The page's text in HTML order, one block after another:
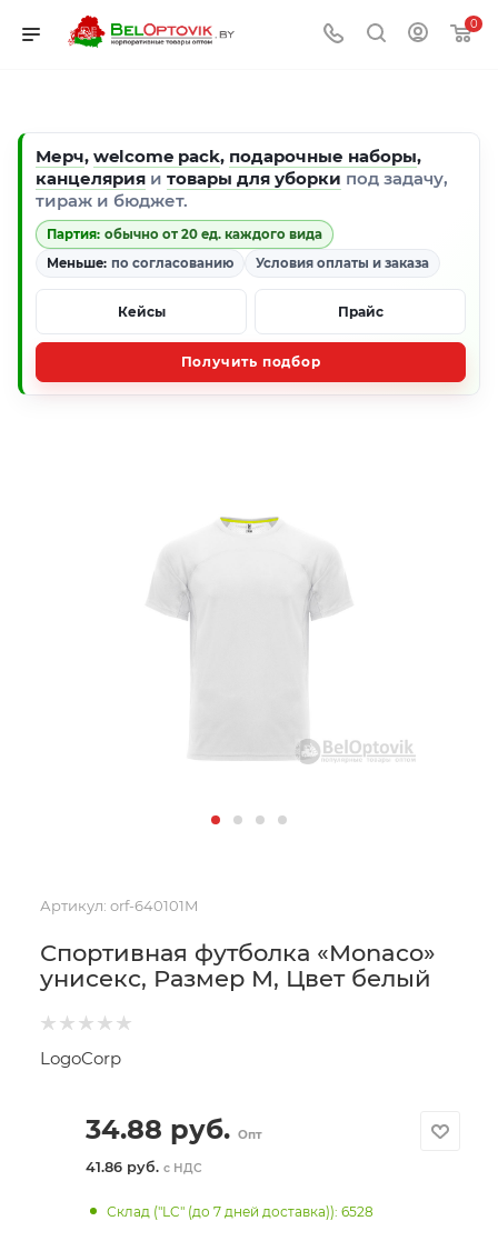
0
Мерч, welcome pack, подарочные наборы,
канцелярия и товары для уборки под задачу,
тираж и бюджет.
Партия: обычно от 20 ед. каждого вида
Меньше: по согласованию Условия оплаты и заказа
Кейсы Прайс
Получить подбор
Артикул: orf-640101M
Спортивная футболка «Monaco»
унисекс, Размер M, Цвет белый
LogoCorp
34.88 руб. Опт
41.86 руб. с НДС
Склад ("LC" (до 7 дней доставка)): 6528